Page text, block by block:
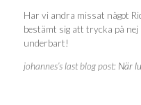
Har vi andra missat något
bestämt sig att trycka på
underbart!
johannes’s last blog post: När